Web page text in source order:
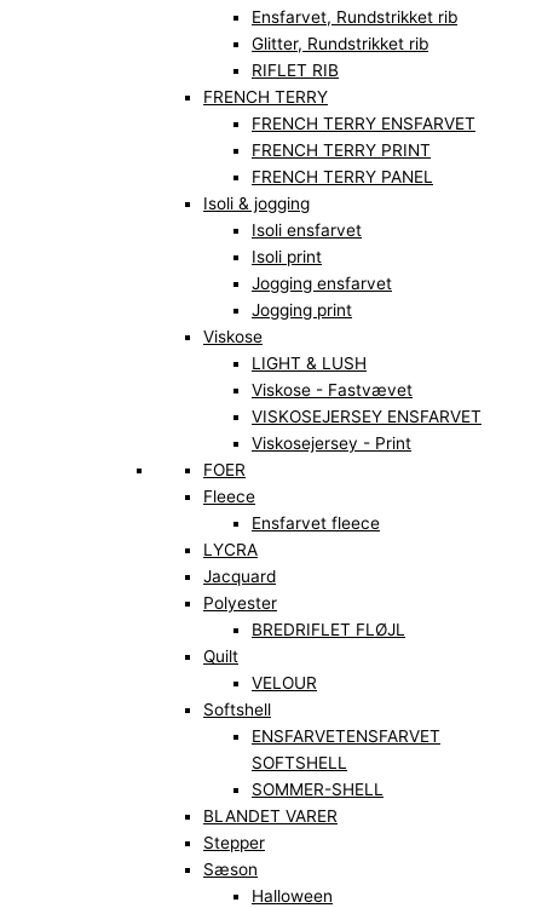
Ensfarvet, Rundstrikket rib
Glitter, Rundstrikket rib
RIFLET RIB
FRENCH TERRY
FRENCH TERRY ENSFARVET
FRENCH TERRY PRINT
FRENCH TERRY PANEL
Isoli & jogging
Isoli ensfarvet
Isoli print
Jogging ensfarvet
Jogging print
Viskose
LIGHT & LUSH
Viskose - Fastvævet
VISKOSEJERSEY ENSFARVET
Viskosejersey - Print
FOER
Fleece
Ensfarvet fleece
LYCRA
Jacquard
Polyester
BREDRIFLET FLØJL
Quilt
VELOUR
Softshell
ENSFARVETENSFARVET
SOFTSHELL
SOMMER-SHELL
BLANDET VARER
Stepper
Sæson
Halloween